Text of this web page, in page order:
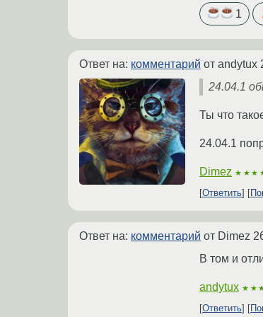
1
Ответ на: комментарий от andytux
24.04.1
Ты что
24.04.1
Dimez
Ответить
Ответ на: комментарий от Dimez
В том и
andytux
Ответить